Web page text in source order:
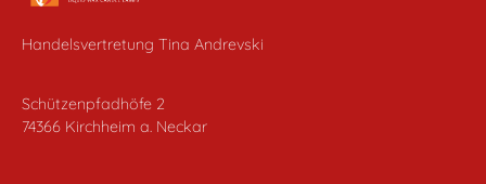
Handelsvertretung Tina Andrevski
Schützenpfadhöfe 2
74366 Kirchheim a. Neckar